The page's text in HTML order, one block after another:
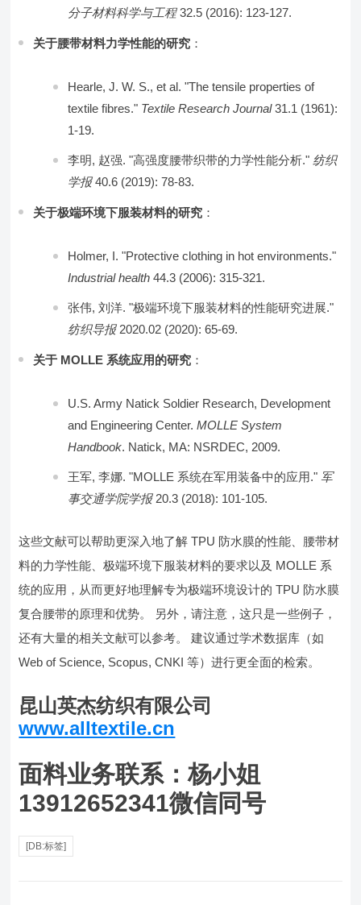
分子材料科学与工程32.5 (2016): 123-127.
关于腰带材料力学性能的研究 ：
Hearle, J. W. S., et al. "The tensile properties of
textile fibres." Textile Research Journal31.1 (1961):
1-19.
李明, 赵强. "高强度腰带织带的力学性能分析." 纺织
学报40.6 (2019): 78-83.
关于极端环境下服装材料的研究 ：
Holmer, I. "Protective clothing in hot environments."
Industrial health 44.3 (2006): 315-321.
张伟, 刘洋. "极端环境下服装材料的性能研究进展."
纺织导报2020.02 (2020): 65-69.
关于 MOLLE 系统应用的研究 ：
U.S. Army Natick Soldier Research, Development
and Engineering Center.MOLLE System
Handbook. Natick, MA: NSRDEC, 2009.
王军, 李娜. "MOLLE 系统在军用装备中的应用."军
事交通学院学报20.3 (2018): 101-105.
这些文献可以帮助更深入地了解 TPU 防水膜的性能、腰带材
料的力学性能、极端环境下服装材料的要求以及 MOLLE 系
统的应用，从而更好地理解专为极端环境设计的 TPU 防水膜
复合腰带的原理和优势。 另外，请注意，这只是一些例子，
还有大量的相关文献可以参考。 建议通过学术数据库（如
Web of Science, Scopus, CNKI 等）进行更全面的检索。
昆山英杰纺织有限公司
www.alltextile.cn
面料业务联系：杨小姐
13912652341微信同号
[DB:标签]